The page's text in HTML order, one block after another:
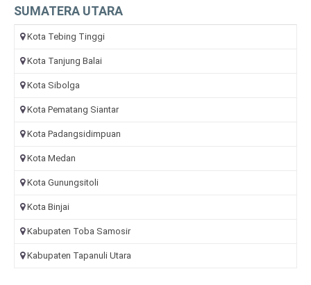
SUMATERA UTARA
Kota Tebing Tinggi
Kota Tanjung Balai
Kota Sibolga
Kota Pematang Siantar
Kota Padangsidimpuan
Kota Medan
Kota Gunungsitoli
Kota Binjai
Kabupaten Toba Samosir
Kabupaten Tapanuli Utara